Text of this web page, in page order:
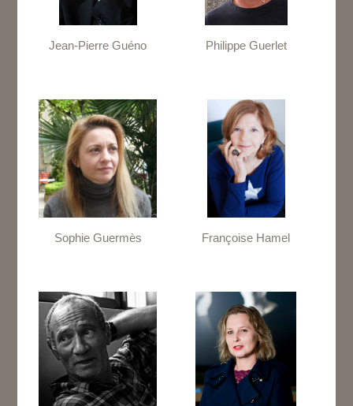
Jean-Pierre Guéno Philippe Guerlet
Sophie Guermès Françoise Hamel